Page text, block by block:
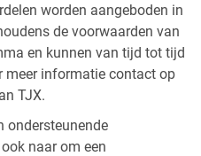
worden aangeboden in
de voorwaarden van
en kunnen van tijd tot tijd
meer informatie contact op
TJX.
ondersteunende
naar om een